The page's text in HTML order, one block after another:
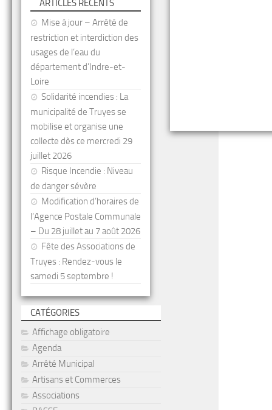
ARTICLES RÉCENTS
Mise à jour – Arrêté de
restriction et interdiction des
usages de l’eau du
département d’Indre-et-
Loire
Solidarité incendies : La
municipalité de Truyes se
mobilise et organise une
collecte dès ce mercredi 29
juillet 2026
Risque Incendie : Niveau
de danger sévère
Modification d’horaires de
l’Agence Postale Communale
– Du 28 juillet au 7 août 2026
Fête des Associations de
Truyes : Rendez-vous le
samedi 5 septembre !
CATÉGORIES
Affichage obligatoire
Agenda
Arrêté Municipal
Artisans et Commerces
Associations